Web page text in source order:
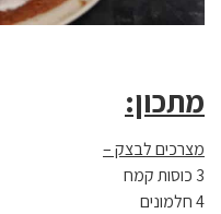
מתכון:
מצרכים לבצק –
3 כוסות קמח
4 חלמונים